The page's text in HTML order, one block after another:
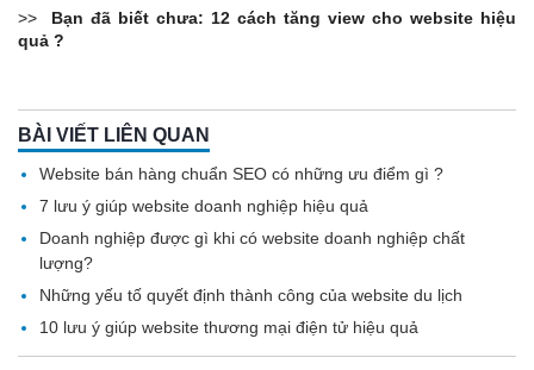
>> Bạn đã biết chưa: 12 cách tăng view cho website hiệu
quả ?
BÀI VIẾT LIÊN QUAN
Website bán hàng chuẩn SEO có những ưu điểm gì ?
7 lưu ý giúp website doanh nghiệp hiệu quả
Doanh nghiệp được gì khi có website doanh nghiệp chất
lượng?
Những yếu tố quyết định thành công của website du lịch
10 lưu ý giúp website thương mại điện tử hiệu quả